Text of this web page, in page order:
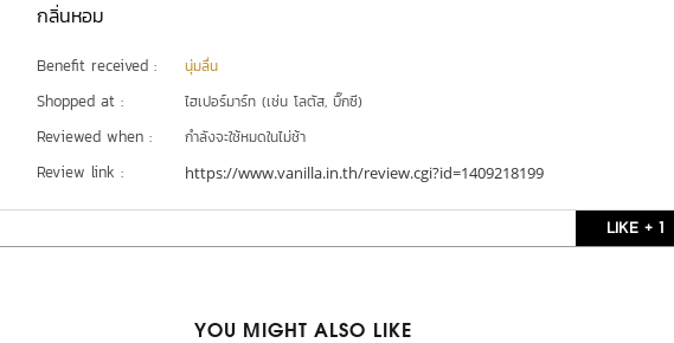
กลิ่นหอม
Benefit received : นุ่มลื่น
Shopped at : ไฮเปอร์มาร์ท (เช่น โลตัส, บิ๊กซี)
Reviewed when : กำลังจะใช้หมดในไม่ช้า
Review link : https://www.vanilla.in.th/review.cgi?id=1409218199
LIKE + 1
YOU MIGHT ALSO LIKE